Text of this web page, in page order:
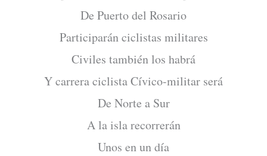
De Puerto del Rosario
Participarán ciclistas militares
Civiles también los habrá
Y carrera ciclista Cívico-militar será
De Norte a Sur
A la isla recorrerán
Unos en un día